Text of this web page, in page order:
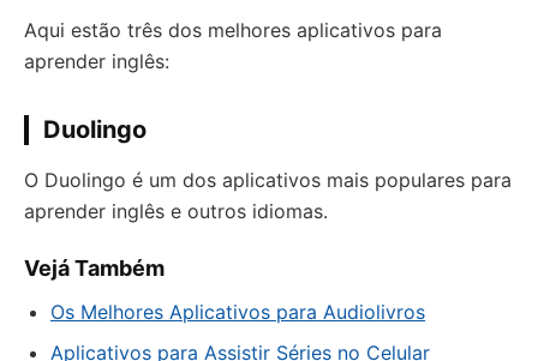
Aqui estão três dos melhores aplicativos para
aprender inglês:
Duolingo
O Duolingo é um dos aplicativos mais populares para
aprender inglês e outros idiomas.
Vejá Também
Os Melhores Aplicativos para Audiolivros
Aplicativos para Assistir Séries no Celular